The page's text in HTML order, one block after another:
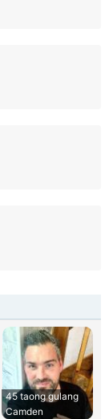
45 taong gulang
Camden